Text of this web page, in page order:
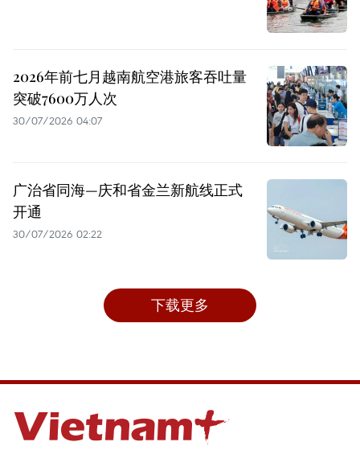
2026年前七月越南航空港旅客吞吐量
突破7600万人次
30/07/2026 04:07
广治省同海—庆和省金兰新航线正式
开通
30/07/2026 02:22
下载更多